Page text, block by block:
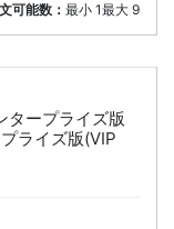
可能数：最小 1最大 9
ープライズ版
ライズ版(VIP